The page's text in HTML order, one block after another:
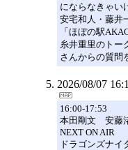
にならなきゃい
安宅和人・藤井
「ほぼの駅
糸井重里のトー
さんからの質問
2026/08/07
16:00-17:53
本田剛文 安藤
NEXT ON AIR
ドラゴンズナイ